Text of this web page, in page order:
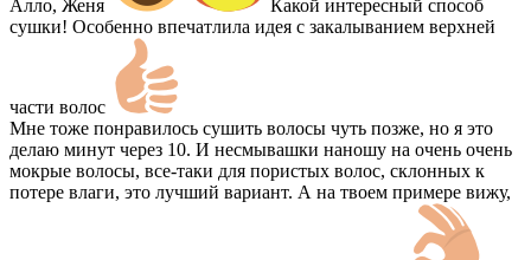
Алло, Женя
Какой интересный способ
сушки! Особенно впечатлила идея с закалыванием верхней
части волос
Мне тоже понравилось сушить волосы чуть позже, но я это
делаю минут через 10. И несмывашки наношу на очень очень
мокрые волосы, все-таки для пористых волос, склонных к
потере влаги, это лучший вариант. А на твоем примере вижу,